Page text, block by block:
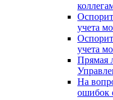
учета
учета
Прямая
На
ошибок